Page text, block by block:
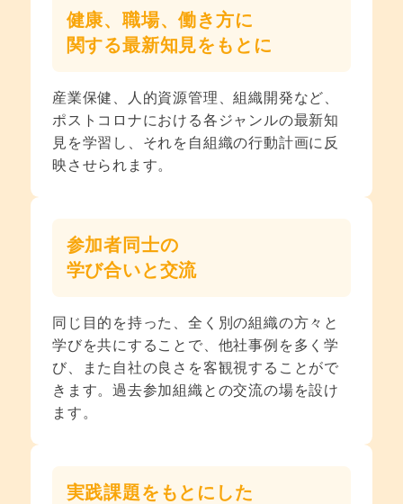
健康、職場、働き方に
関する最新知見をもとに
産業保健、人的資源管理、組織開発など、
ポストコロナにおける各ジャンルの最新知
見を学習し、それを自組織の行動計画に反
映させられます。
参加者同士の
学び合いと交流
同じ目的を持った、全く別の組織の方々と
学びを共にすることで、他社事例を多く学
び、また自社の良さを客観視することがで
きます。過去参加組織との交流の場を設け
ます。
実践課題をもとにした